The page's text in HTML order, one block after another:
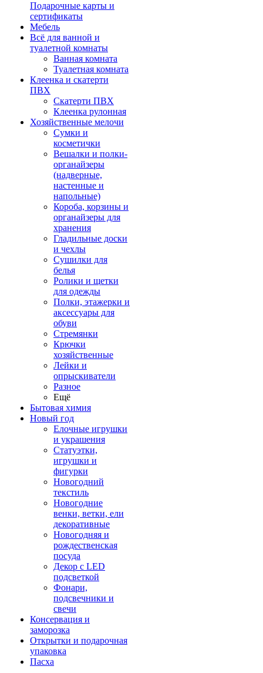
Подарочные карты и
сертификаты
Мебель
Всё для ванной и
туалетной комнаты
Ванная комната
Туалетная комната
Клеенка и скатерти
ПВХ
Скатерти ПВХ
Клеенка рулонная
Хозяйственные мелочи
Сумки и
косметички
Вешалки и полки-
органайзеры
(надверные,
настенные и
напольные)
Короба, корзины и
органайзеры для
хранения
Гладильные доски
и чехлы
Сушилки для
белья
Ролики и щетки
для одежды
Полки, этажерки и
аксессуары для
обуви
Стремянки
Крючки
хозяйственные
Лейки и
опрыскиватели
Разное
Ещё
Бытовая химия
Новый год
Елочные игрушки
и украшения
Статуэтки,
игрушки и
фигурки
Новогодний
текстиль
Новогодние
венки, ветки, ели
декоративные
Новогодняя и
рождественская
посуда
Декор с LED
подсветкой
Фонари,
подсвечники и
свечи
Консервация и
заморозка
Открытки и подарочная
упаковка
Пасха